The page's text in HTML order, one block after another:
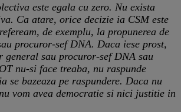
este egala cu zero. Nu exista
Ca atare, orice decizie ia CSM este
de exemplu, la propunerea de
procuror-sef DNA. Daca iese prost,
general sau procuror-sef DNA sau
nu-si face treaba, nu raspunde
se bazeaza pe raspundere. Daca nu
vom avea democratie si nici justitie in